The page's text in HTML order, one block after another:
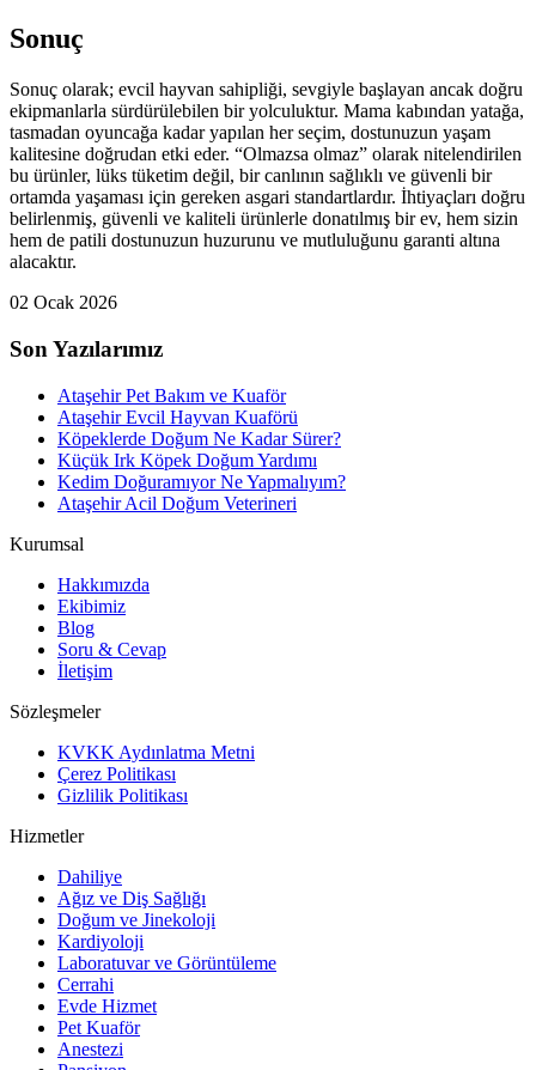
Sonuç
Sonuç olarak; evcil hayvan sahipliği, sevgiyle başlayan ancak doğru
ekipmanlarla sürdürülebilen bir yolculuktur. Mama kabından yatağa,
tasmadan oyuncağa kadar yapılan her seçim, dostunuzun yaşam
kalitesine doğrudan etki eder. “Olmazsa olmaz” olarak nitelendirilen
bu ürünler, lüks tüketim değil, bir canlının sağlıklı ve güvenli bir
ortamda yaşaması için gereken asgari standartlardır. İhtiyaçları doğru
belirlenmiş, güvenli ve kaliteli ürünlerle donatılmış bir ev, hem sizin
hem de patili dostunuzun huzurunu ve mutluluğunu garanti altına
alacaktır.
02 Ocak 2026
Son Yazılarımız
Ataşehir Pet Bakım ve Kuaför
Ataşehir Evcil Hayvan Kuaförü
Köpeklerde Doğum Ne Kadar Sürer?
Küçük Irk Köpek Doğum Yardımı
Kedim Doğuramıyor Ne Yapmalıyım?
Ataşehir Acil Doğum Veterineri
Kurumsal
Hakkımızda
Ekibimiz
Blog
Soru & Cevap
İletişim
Sözleşmeler
KVKK Aydınlatma Metni
Çerez Politikası
Gizlilik Politikası
Hizmetler
Dahiliye
Ağız ve Diş Sağlığı
Doğum ve Jinekoloji
Kardiyoloji
Laboratuvar ve Görüntüleme
Cerrahi
Evde Hizmet
Pet Kuaför
Anestezi